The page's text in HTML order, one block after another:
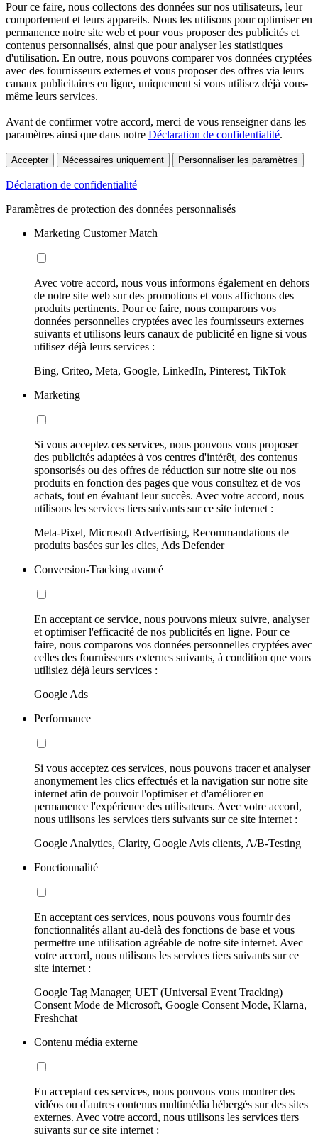
Pour ce faire, nous collectons des données sur nos utilisateurs, leur
comportement et leurs appareils. Nous les utilisons pour optimiser en
permanence notre site web et pour vous proposer des publicités et
contenus personnalisés, ainsi que pour analyser les statistiques
d'utilisation. En outre, nous pouvons comparer vos données cryptées
avec des fournisseurs externes et vous proposer des offres via leurs
canaux publicitaires en ligne, uniquement si vous utilisez déjà vous-
même leurs services.
Avant de confirmer votre accord, merci de vous renseigner dans les
paramètres ainsi que dans notre Déclaration de confidentialité.
Accepter Nécessaires uniquement Personnaliser les paramètres
Déclaration de confidentialité
Paramètres de protection des données personnalisés
Marketing Customer Match
Avec votre accord, nous vous informons également en dehors
de notre site web sur des promotions et vous affichons des
produits pertinents. Pour ce faire, nous comparons vos
données personnelles cryptées avec les fournisseurs externes
suivants et utilisons leurs canaux de publicité en ligne si vous
utilisez déjà leurs services :
Bing, Criteo, Meta, Google, LinkedIn, Pinterest, TikTok
Marketing
Si vous acceptez ces services, nous pouvons vous proposer
des publicités adaptées à vos centres d'intérêt, des contenus
sponsorisés ou des offres de réduction sur notre site ou nos
produits en fonction des pages que vous consultez et de vos
achats, tout en évaluant leur succès. Avec votre accord, nous
utilisons les services tiers suivants sur ce site internet :
Meta-Pixel, Microsoft Advertising, Recommandations de
produits basées sur les clics, Ads Defender
Conversion-Tracking avancé
En acceptant ce service, nous pouvons mieux suivre, analyser
et optimiser l'efficacité de nos publicités en ligne. Pour ce
faire, nous comparons vos données personnelles cryptées avec
celles des fournisseurs externes suivants, à condition que vous
utilisiez déjà leurs services :
Google Ads
Performance
Si vous acceptez ces services, nous pouvons tracer et analyser
anonymement les clics effectués et la navigation sur notre site
internet afin de pouvoir l'optimiser et d'améliorer en
permanence l'expérience des utilisateurs. Avec votre accord,
nous utilisons les services tiers suivants sur ce site internet :
Google Analytics, Clarity, Google Avis clients, A/B-Testing
Fonctionnalité
En acceptant ces services, nous pouvons vous fournir des
fonctionnalités allant au-delà des fonctions de base et vous
permettre une utilisation agréable de notre site internet. Avec
votre accord, nous utilisons les services tiers suivants sur ce
site internet :
Google Tag Manager, UET (Universal Event Tracking)
Consent Mode de Microsoft, Google Consent Mode, Klarna,
Freshchat
Contenu média externe
En acceptant ces services, nous pouvons vous montrer des
vidéos ou d'autres contenus multimédia hébergés sur des sites
externes. Avec votre accord, nous utilisons les services tiers
suivants sur ce site internet :